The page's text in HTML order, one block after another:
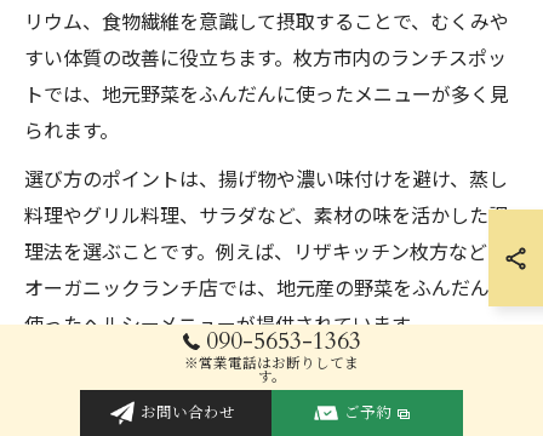
リウム、食物繊維を意識して摂取することで、むくみや
すい体質の改善に役立ちます。枚方市内のランチスポッ
トでは、地元野菜をふんだんに使ったメニューが多く見
られます。
選び方のポイントは、揚げ物や濃い味付けを避け、蒸し
料理やグリル料理、サラダなど、素材の味を活かした調
理法を選ぶことです。例えば、リザキッチン枚方などの
オーガニックランチ店では、地元産の野菜をふんだんに
使ったヘルシーメニューが提供されています。
注意点として、外食時はドレッシングやソースの使いす
ぎに気をつけること、主食を玄米や雑穀米に変えるなど
090-5653-1363
※営業電話はお断りしてま
す。
お問い合わせ ご予約